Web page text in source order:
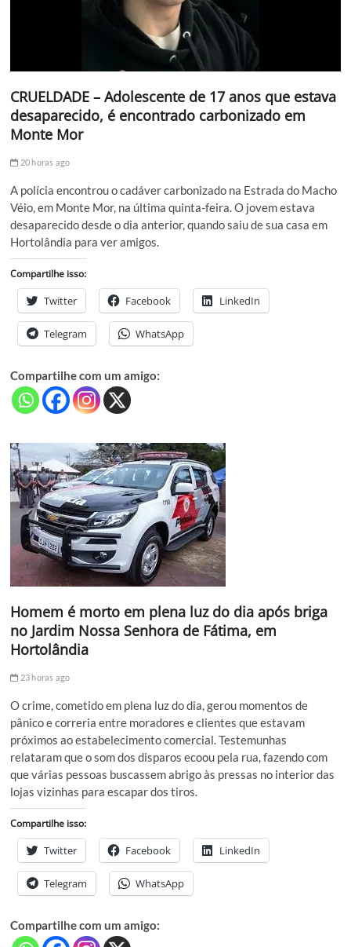
CRUELDADE – Adolescente de 17 anos que estava
desaparecido, é encontrado carbonizado em
Monte Mor
20 horas ago
A polícia encontrou o cadáver carbonizado na Estrada do Macho
Véio, em Monte Mor, na última quinta-feira. O jovem estava
desaparecido desde o dia anterior, quando saiu de sua casa em
Hortolândia para ver amigos.
Compartilhe isso:
Twitter Facebook LinkedIn
Telegram WhatsApp
Compartilhe com um amigo:
Homem é morto em plena luz do dia após briga
no Jardim Nossa Senhora de Fátima, em
Hortolândia
23 horas ago
O crime, cometido em plena luz do dia, gerou momentos de
pânico e correria entre moradores e clientes que estavam
próximos ao estabelecimento comercial. Testemunhas
relataram que o som dos disparos ecoou pela rua, fazendo com
que várias pessoas buscassem abrigo às pressas no interior das
lojas vizinhas para escapar dos tiros.
Compartilhe isso:
Twitter Facebook LinkedIn
Telegram WhatsApp
Compartilhe com um amigo: